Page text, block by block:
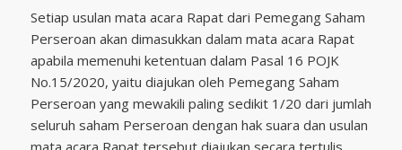
Setiap usulan mata acara Rapat dari Pemegang Saham
Perseroan akan dimasukkan dalam mata acara Rapat
apabila memenuhi ketentuan dalam Pasal 16 POJK
No.15/2020, yaitu diajukan oleh Pemegang Saham
Perseroan yang mewakili paling sedikit 1/20 dari jumlah
seluruh saham Perseroan dengan hak suara dan usulan